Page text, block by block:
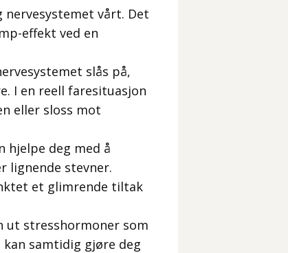
vårt. Det
effekt ved en
slås på,
I en reell faresituasjon
eller sloss mot
hjelpe deg med å
lignende stevner.
et glimrende tiltak
ut stresshormoner som
samtidig gjøre deg